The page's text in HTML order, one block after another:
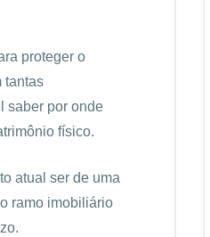
proteger o
tantas
saber por onde
físico.
atual ser de uma
ramo imobiliário